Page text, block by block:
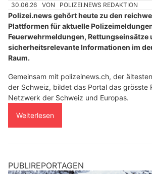
30.06.26 VON POLIZEI.NEWS REDAKTION
Polizei.news gehört heute zu den
Plattformen für aktuelle
Feuerwehrmeldungen, Rettungseinsätze
sicherheitsrelevante Informationen im
Raum.
Gemeinsam mit polizeinews.ch, der
der Schweiz, bildet das Portal das grösste
Netzwerk der Schweiz und Europas.
Weiterlesen
PUBLIREPORTAGEN